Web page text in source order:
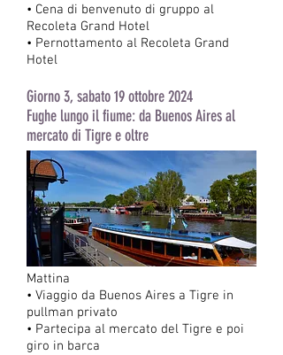
• Cena di benvenuto di gruppo al
Recoleta Grand Hotel
• Pernottamento al Recoleta Grand
Hotel
Giorno 3, sabato 19 ottobre 2024
Fughe lungo il fiume: da Buenos Aires al
mercato di Tigre e oltre
Mattina
• Viaggio da Buenos Aires a Tigre in
pullman privato
• Partecipa al mercato del Tigre e poi
giro in barca